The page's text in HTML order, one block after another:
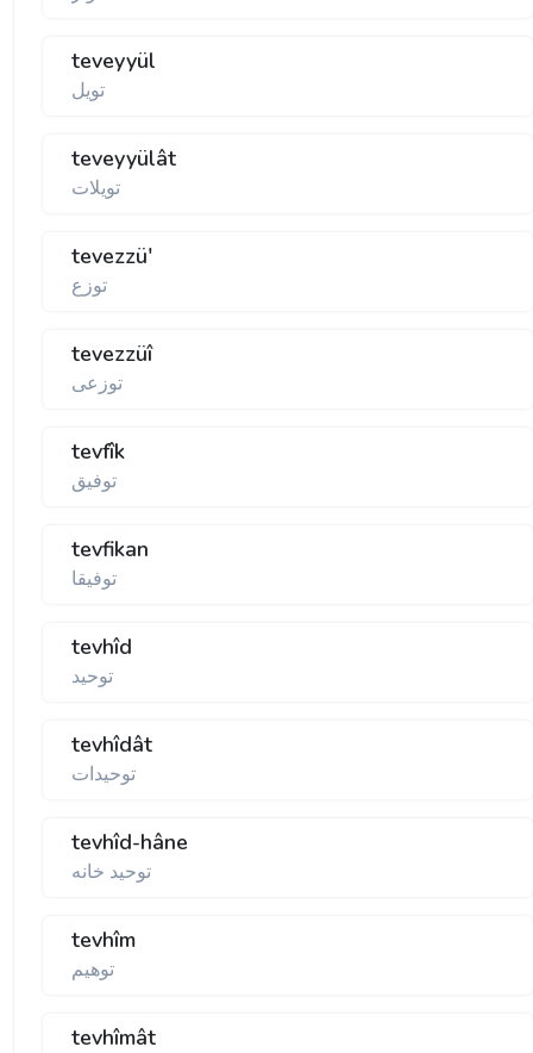
teveyyül
تويل
teveyyülât
تويلات
tevezzü'
توزع
tevezzüî
توزعی
tevfîk
توفيق
tevfikan
توفيقا
tevhîd
توحيد
tevhîdât
توحيدات
tevhîd-hâne
توحيد خانه
tevhîm
توهيم
tevhîmât